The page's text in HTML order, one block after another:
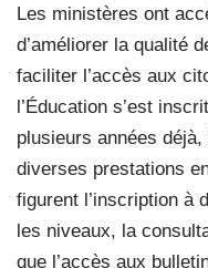
Les ministères ont
d’améliorer la qualité
faciliter l’accès aux
l’Éducation s’est
plusieurs années
diverses prestations
figurent l’inscription à
les niveaux, la
que l’accès aux